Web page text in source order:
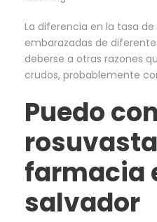
La diferencia en la tasa
embarazadas de
deberse a otras razones
crudos, probablemente
Puedo
farmacia
salvador